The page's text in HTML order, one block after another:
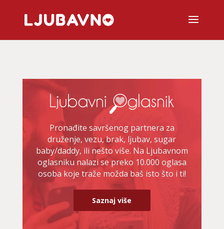
Pronađite savršenog partnera za
druženje, vezu, brak, ljubav, sugar
baby/daddy, ili nešto više. Na Ljubavnom
oglasniku nalazi se preko 10.000 oglasa
osoba koje traže možda baš isto što i ti!
Saznaj više